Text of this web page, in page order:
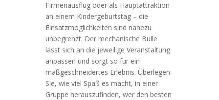
Firmenausflug oder als Hauptattraktion
an einem Kindergeburtstag – die
Einsatzmöglichkeiten sind nahezu
unbegrenzt. Der mechanische Bulle
lässt sich an die jeweilige Veranstaltung
anpassen und sorgt so für ein
maßgeschneidertes Erlebnis. Überlegen
Sie, wie viel Spaß es macht, in einer
Gruppe herauszufinden, wer den besten